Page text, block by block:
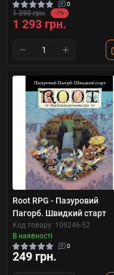
0
1 390 грн. -7%
1 293 грн.
Root RPG - Пазуровий
Пагорб. Швидкий старт
Код товару: 109246-52
В наявності
0
249 грн.